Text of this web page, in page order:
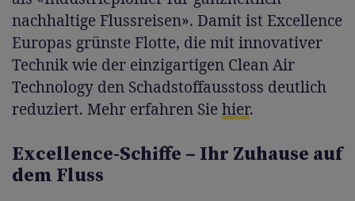
nachhaltige Flussreisen». Damit ist Excellence
Europas grünste Flotte, die mit innovativer
Technik wie der einzigartigen Clean Air
Technology den Schadstoffausstoss deutlich
reduziert. Mehr erfahren Siehier.
Excellence-Schiffe – Ihr Zuhause auf
dem Fluss